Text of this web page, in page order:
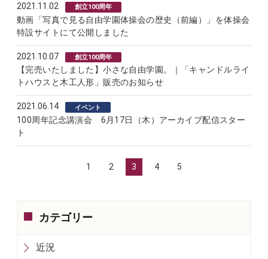
2021.11.02 創立100周年
動画「写真で見る自由学園体操会の歴史（前編）」を体操会
特設サイトにて公開しました
2021.10.07 創立100周年
【完売いたしました】小さな自由学園。｜「キャンドルライ
トハウスと木工人形」販売のお知らせ
2021.06.14 イベント
100周年記念講演会 6月17日（木）アーカイブ配信スター
ト
1 2 3 4 5
カテゴリー
近況